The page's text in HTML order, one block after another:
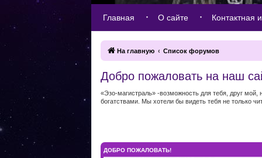
Главная О сайте Контактная
На главную Список форумов
Добро пожаловать на наш
«Эзо-магистраль» -возможность для тебя, друг
богатствами. Мы хотели бы видеть тебя не только
ДОБРО ПОЖАЛОВАТЬ!